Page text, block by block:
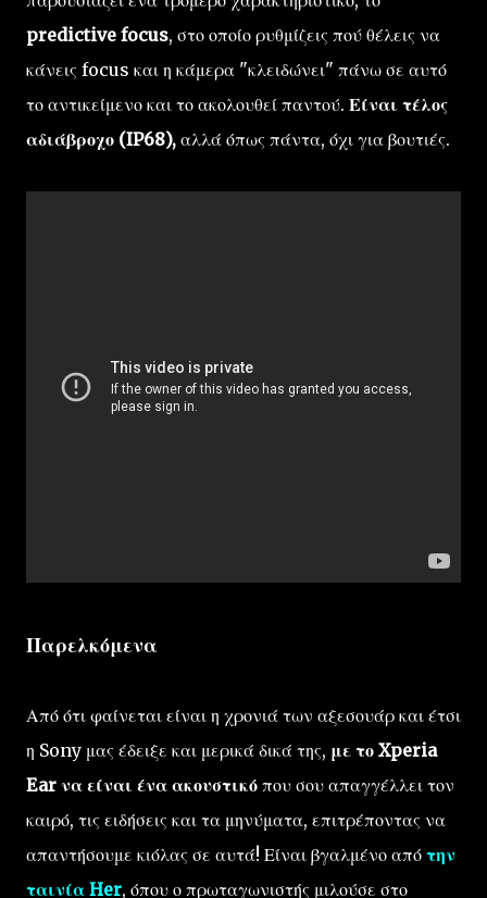
predictive focus, στο οποίο ρυθμίζεις πού θέλεις να
κάνεις focus και η κάμερα "κλειδώνει" πάνω σε αυτό
το αντικείμενο και το ακολουθεί παντού. Είναι τέλος
αδιάβροχο (IP68), αλλά όπως πάντα, όχι για βουτιές.
Παρελκόμενα
Από ότι φαίνεται είναι η χρονιά των αξεσουάρ και έτσι
η Sony μας έδειξε και μερικά δικά της, με το Xperia
Ear να είναι ένα ακουστικό που σου απαγγέλλει τον
καιρό, τις ειδήσεις και τα μηνύματα, επιτρέποντας να
απαντήσουμε κιόλας σε αυτά! Είναι βγαλμένο από την
ταινία Her, όπου ο πρωταγωνιστής μιλούσε στο